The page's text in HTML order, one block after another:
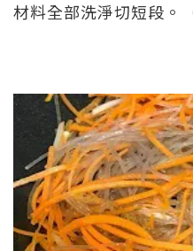
材料全部洗淨切短段。